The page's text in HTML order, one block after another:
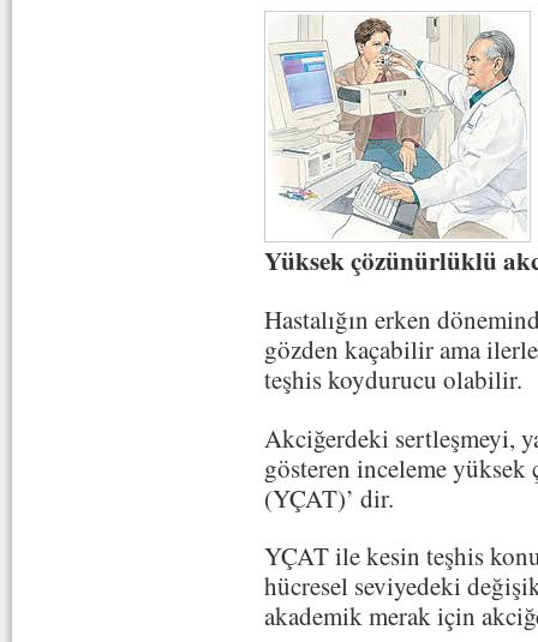
Yüksek çözünürlüklü
Hastalığın erken
gözden kaçabilir ama
teşhis koydurucu olabilir.
Akciğerdeki sertleşmeyi,
gösteren inceleme
(YÇAT)’ dir.
YÇAT ile kesin teşhis
hücresel seviyedeki
akademik merak için